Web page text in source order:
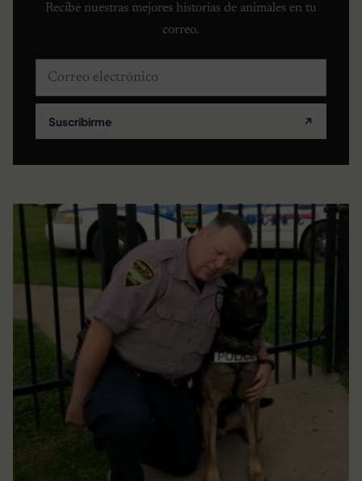
Recibe nuestras mejores historias de animales en tu
correo.
Correo electrónico
Suscribirme ↗